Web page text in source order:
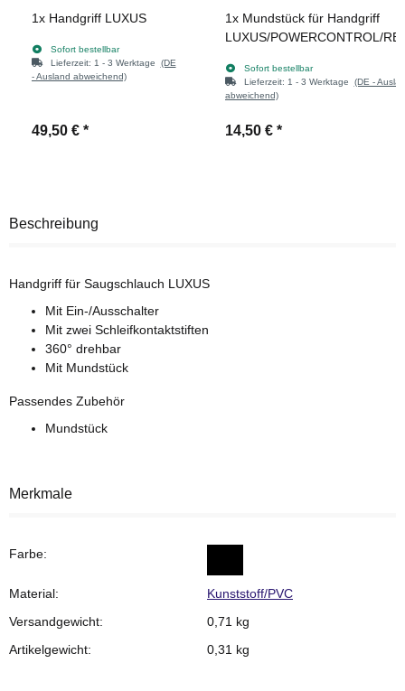
1x Handgriff LUXUS
Sofort bestellbar
Lieferzeit: 1 - 3 Werktage (DE
- Ausland abweichend)
49,50 € *
1x Mundstück für Handgriff
LUXUS/POWERCONTROL/
Sofort bestellbar
Lieferzeit: 1 - 3 Werktage (DE -
abweichend)
14,50 € *
Beschreibung
Handgriff für Saugschlauch LUXUS
Mit Ein-/Ausschalter
Mit zwei Schleifkontaktstiften
360° drehbar
Mit Mundstück
Passendes Zubehör
Mundstück
Merkmale
Farbe:
Material:
Kunststoff/PVC
Versandgewicht:
0,71 kg
Artikelgewicht:
0,31 kg